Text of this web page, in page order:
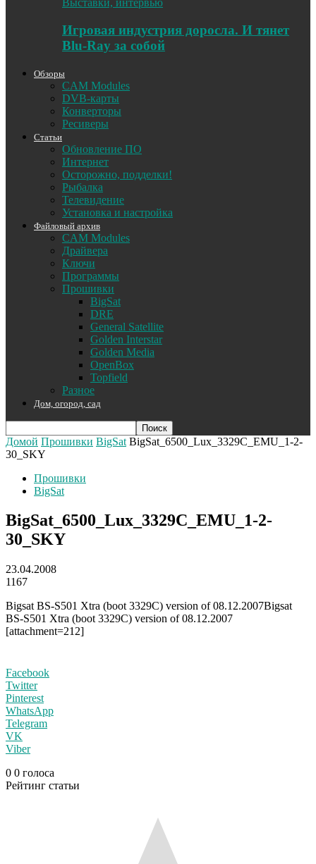
Выставки, интервью
Игровая индустрия доросла. И тянет
Blu-Ray за собой
Обзоры
CAM Modules
DVB-карты
Конверторы
Ресиверы
Статьи
Обновление ПО
Интернет
Осторожно, подделки!
Рыбалка
Телевидение
Установка и настройка
Файловый архив
CAM Modules
Драйвера
Ключи
Программы
Прошивки
BigSat
DRE
General Satellite
Golden Interstar
Golden Media
OpenBox
Topfield
Разное
Дом, огород, сад
Домой Прошивки BigSat BigSat_6500_Lux_3329C_EMU_1-2-
30_SKY
Прошивки
BigSat
BigSat_6500_Lux_3329C_EMU_1-2-
30_SKY
23.04.2008
1167
Bigsat BS-S501 Xtra (boot 3329C) version of 08.12.2007Bigsat
BS-S501 Xtra (boot 3329C) version of 08.12.2007
[attachment=212]
Facebook
Twitter
Pinterest
WhatsApp
Telegram
VK
Viber
0 0 голоса
Рейтинг статьи